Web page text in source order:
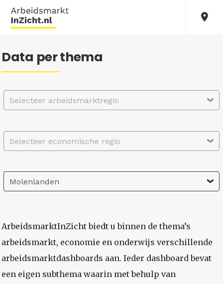
Data per thema
Selecteer arbeidsmarktregio
Selecteer economische regio
Molenlanden
ArbeidsmarktInZicht biedt u binnen de thema’s
arbeidsmarkt, economie en onderwijs verschillende
arbeidsmarktdashboards aan. Ieder dashboard bevat
een eigen subthema waarin met behulp van